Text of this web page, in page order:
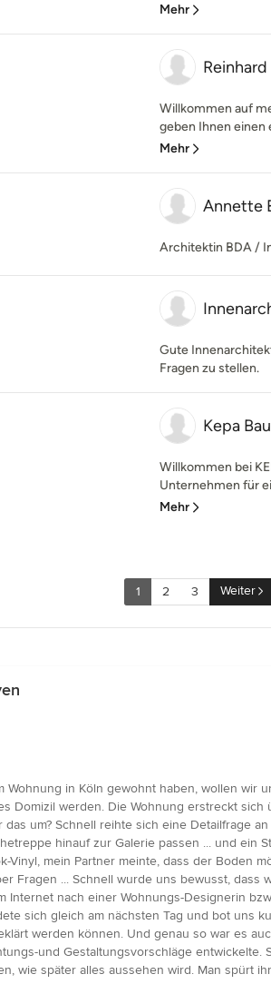
Mehr
Willkommen auf
geben Ihnen einen
Mehr
Annette
Architektin BDA /
Gute
Fragen zu stellen.
Kepa
Willkommen bei
Unternehmen für
Mehr
1 2 3 Weiter
in Köln gewohnt haben, wollen wir
Domizil werden. Die Wohnung erstreckt
um? Schnell reihte sich eine Detailfrage
hinauf zur Galerie passen ... und ein
mein Partner meinte, dass der Boden
Fragen ... Schnell wurde uns bewusst,
nach einer Wohnungs-Designerin
sich gleich am nächsten Tag und bot uns
werden können. Und genau so war es
und Gestaltungsvorschläge
wie später alles aussehen wird. Man spürt